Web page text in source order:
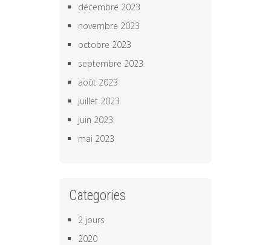
décembre 2023
novembre 2023
octobre 2023
septembre 2023
août 2023
juillet 2023
juin 2023
mai 2023
Categories
2 jours
2020